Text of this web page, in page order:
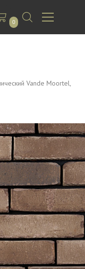
0
Vande Moortel,